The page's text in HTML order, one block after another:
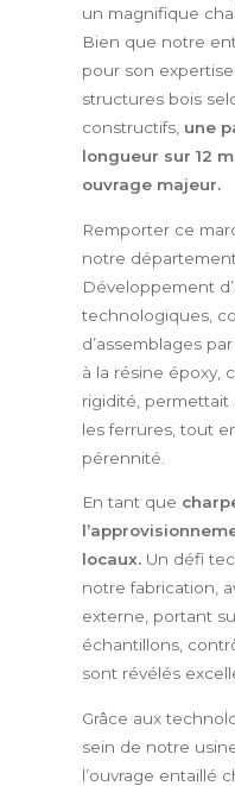
un magnifique
Bien que notre
pour son
structures bois
constructifs, une
longueur sur 12
ouvrage majeur.
Remporter ce
notre
Développement
technologiques,
d’assemblages
à la résine époxy,
rigidité,
les ferrures, tout
pérennité.
En tant que
locaux. Un défi
notre fabrication,
externe, portant
échantillons,
sont révélés
Grâce aux
sein de notre
l’ouvrage entaillé